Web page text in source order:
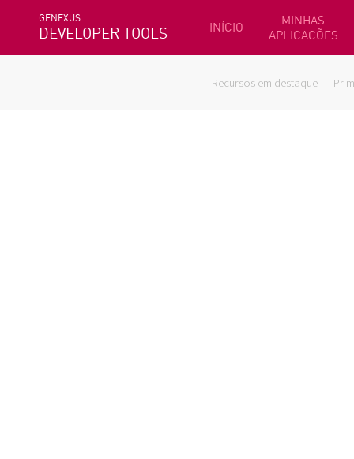
GENEXUS
DEVELOPER TOOLS INÍCIO
MINHAS
APLICACÕES
Recursos em destaque